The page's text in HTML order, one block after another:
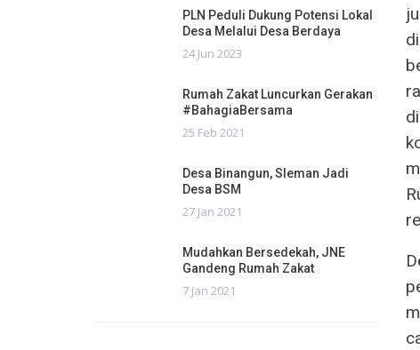
PLN Peduli Dukung Potensi Lokal
Desa Melalui Desa Berdaya
24 Jun 2023
Rumah Zakat Luncurkan Gerakan
#BahagiaBersama
25 Feb 2021
Desa Binangun, Sleman Jadi
Desa BSM
27 Jan 2021
Mudahkan Bersedekah, JNE
Gandeng Rumah Zakat
7 Jan 2021